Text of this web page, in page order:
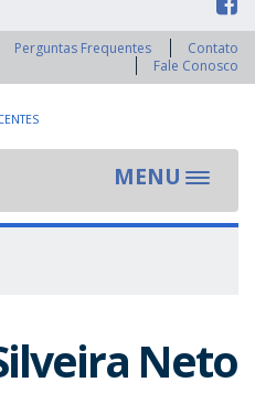
Perguntas Frequentes
Contato
Fale Conosco
MENU
Toggle
Neto